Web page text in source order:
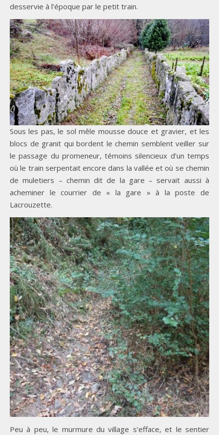
desservie à l’époque par le petit train.
Sous les pas, le sol mêle mousse douce et gravier, et les
blocs de granit qui bordent le chemin semblent veiller sur
le passage du promeneur, témoins silencieux d’un temps
où le train serpentait encore dans la vallée et où se chemin
de muletiers – chemin dit de la gare – servait aussi à
acheminer le courrier de « la gare » à la poste de
Lacrouzette.
Peu à peu, le murmure du village s’efface, et le sentier